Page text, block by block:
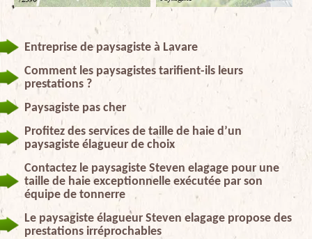
Entreprise de paysagiste à Lavare
Comment les paysagistes tarifient-ils leurs
prestations ?
Paysagiste pas cher
Profitez des services de taille de haie d’un
paysagiste élagueur de choix
Contactez le paysagiste Steven elagage pour une
taille de haie exceptionnelle exécutée par son
équipe de tonnerre
Le paysagiste élagueur Steven elagage propose des
prestations irréprochables